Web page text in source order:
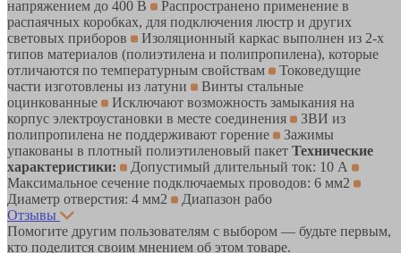
напряжением до 400 В
Распространено применение в
распаячных коробках, для подключения люстр и других
световых приборов
Изоляционный каркас выполнен из 2-х
типов материалов (полиэтилена и полипропилена), которые
отличаются по температурным свойствам
Токоведущие
части изготовлены из латуни
Винты стальные
оцинкованные
Исключают возможность замыкания на
корпус электроустановки в месте соединения
ЗВИ из
полипропилена не поддерживают горение
Зажимы
упакованы в плотный полиэтиленовый пакет Технические
характеристики:
Допустимый длительный ток: 10 А
Максимальное сечение подключаемых проводов: 6 мм2
Диаметр отверстия: 4 мм2
Диапазон рабо
Отзывы
Помогите другим пользователям с выбором — будьте первым,
кто поделится своим мнением об этом товаре.